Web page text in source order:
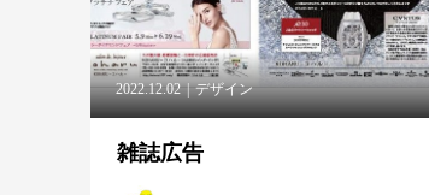
2022.12.02 デザイン
雑誌広告